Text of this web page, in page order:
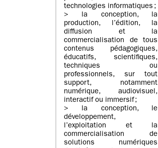
technologies informatiques ;
> la conception, la
production, l’édition, la
diffusion et la
commercialisation de tous
contenus pédagogiques,
éducatifs, scientifiques,
techniques ou
professionnels, sur tout
support, notamment
numérique, audiovisuel,
interactif ou immersif ;
> la conception, le
développement,
l’exploitation et la
commercialisation de
solutions numériques